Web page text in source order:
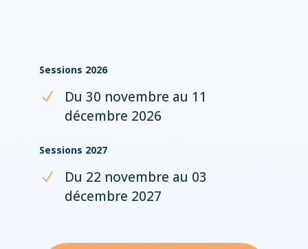
Sessions 2026
Du 30 novembre au 11
décembre 2026
Sessions 2027
Du 22 novembre au 03
décembre 2027